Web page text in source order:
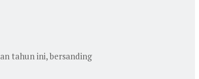
tahun ini, bersanding